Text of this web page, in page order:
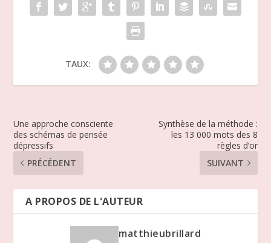
TAUX:
Une approche consciente
des schémas de pensée
dépressifs
PRÉCÉDENT
Synthèse de la méthode :
les 13 000 mots des 8
règles d’or
SUIVANT
A PROPOS DE L'AUTEUR
matthieubrillard